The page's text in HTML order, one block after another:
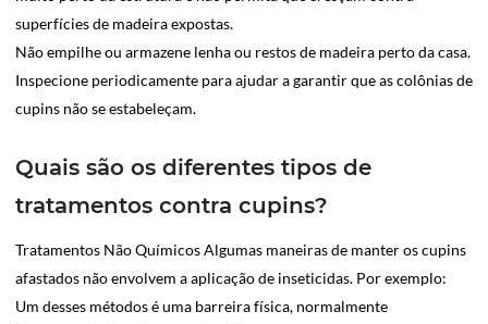
superfícies de madeira expostas.
Não empilhe ou armazene lenha ou restos de madeira perto da casa.
Inspecione periodicamente para ajudar a garantir que as colônias de
cupins não se estabeleçam.
Quais são os diferentes tipos de
tratamentos contra cupins?
Tratamentos Não Químicos Algumas maneiras de manter os cupins
afastados não envolvem a aplicação de inseticidas. Por exemplo:
Um desses métodos é uma barreira física, normalmente